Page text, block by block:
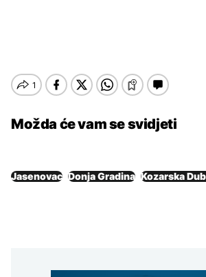
Možda će vam se svidjeti
Jasenovac Donja Gradina Kozarska